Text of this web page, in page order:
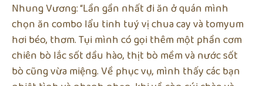
Nhung Vương: “Lần gần nhất đi ăn ở quán mình
chọn ăn combo lẩu tinh tuý vị chua cay và tomyum
hơi béo, thơm. Tụi mình có gọi thêm một phần cơm
chiên bò lắc sốt dầu hào, thịt bò mềm và nước sốt
bò cũng vừa miệng. Về phục vụ, mình thấy các bạn